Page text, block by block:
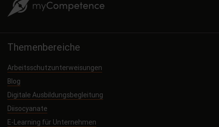
Themenbereiche
Arbeitsschutzunterweisungen
Blog
Digitale Ausbildungsbegleitung
Diisocyanate
E-Learning für Unternehmen